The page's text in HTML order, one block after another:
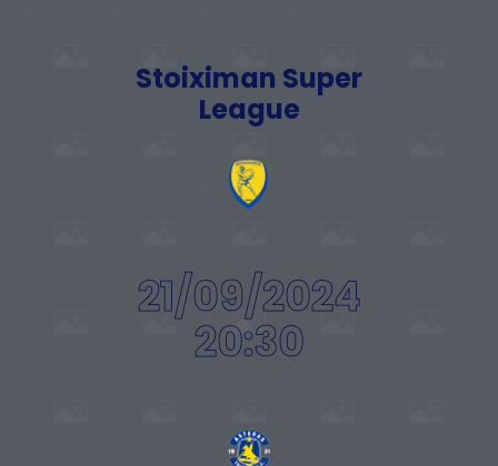
Stoiximan Super
League
21/09/2024
20:30